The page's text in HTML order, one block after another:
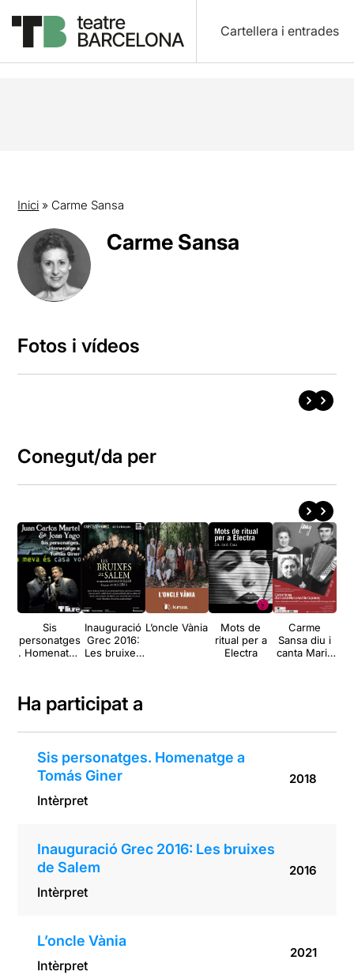
Cartellera i entrades
Inici » Carme Sansa
Carme Sansa
Fotos i vídeos
Conegut/da per
Sis
personatges
. Homenatge
Inauguració
Grec 2016:
Les bruixes
L’oncle Vània
Mots de
ritual per a
Electra
Carme
Sansa diu i
canta Maria
Ha participat a
Sis personatges. Homenatge a
Tomás Giner
Intèrpret
2018
Inauguració Grec 2016: Les bruixes
de Salem
Intèrpret
2016
L’oncle Vània
Intèrpret
2021